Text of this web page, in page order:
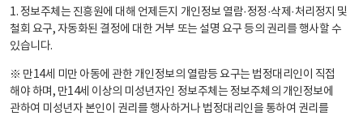
1. 정보주체는 진흥원에 대해 언제든지 개인정보 열람·정정·삭제·처리정지 및
철회 요구, 자동화된 결정에 대한 거부 또는 설명 요구 등의 권리를 행사할 수
있습니다.
※ 만14세 미만 아동에 관한 개인정보의 열람등 요구는 법정대리인이 직접
해야 하며, 만14세 이상의 미성년자인 정보주체는 정보주체의 개인정보에
관하여 미성년자 본인이 권리를 행사하거나 법정대리인을 통하여 권리를